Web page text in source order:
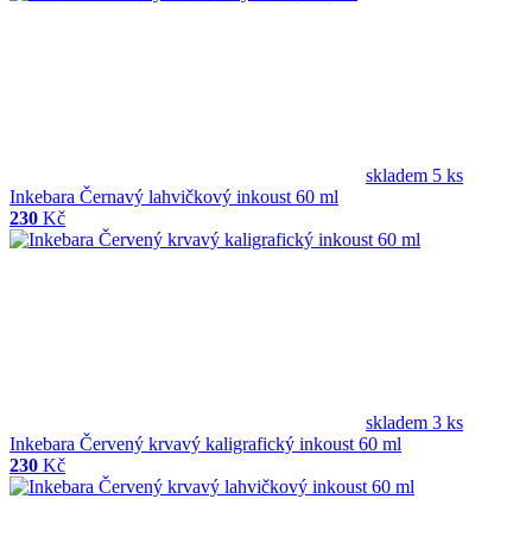
skladem 5 ks
Inkebara Černavý lahvičkový inkoust 60 ml
230 Kč
skladem 3 ks
Inkebara Červený krvavý kaligrafický inkoust 60 ml
230 Kč